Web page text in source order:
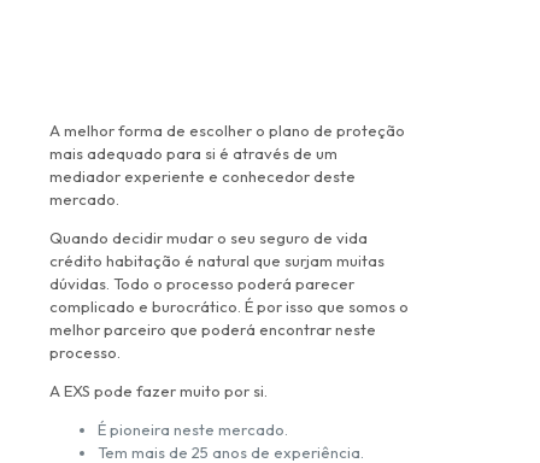
A melhor forma de escolher o plano de proteção
mais adequado para si é através de um
mediador experiente e conhecedor deste
mercado.
Quando decidir mudar o seu seguro de vida
crédito habitação é natural que surjam muitas
dúvidas. Todo o processo poderá parecer
complicado e burocrático. É por isso que somos o
melhor parceiro que poderá encontrar neste
processo.
A EXS pode fazer muito por si.
É pioneira neste mercado.
Tem mais de 25 anos de experiência.